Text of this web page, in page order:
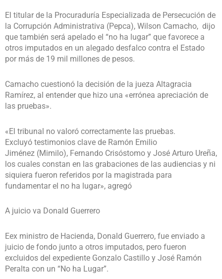
El titular de la Procuraduría Especializada de Persecución de
la Corrupción Administrativa (Pepca), Wilson Camacho, dijo
que también será apelado el “no ha lugar” que favorece a
otros imputados en un alegado desfalco contra el Estado
por más de 19 mil millones de pesos.
Camacho cuestionó la decisión de la jueza Altagracia
Ramírez, al entender que hizo una «errónea apreciación de
las pruebas».
«El tribunal no valoró correctamente las pruebas.
Excluyó testimonios clave de Ramón Emilio
Jiménez (Mimilo), Fernando Crisóstomo y José Arturo Ureña,
los cuales constan en las grabaciones de las audiencias y ni
siquiera fueron referidos por la magistrada para
fundamentar el no ha lugar», agregó
A juicio va Donald Guerrero
Eex ministro de Hacienda, Donald Guerrero, fue enviado a
juicio de fondo junto a otros imputados, pero fueron
excluidos del expediente Gonzalo Castillo y José Ramón
Peralta con un “No ha Lugar”.